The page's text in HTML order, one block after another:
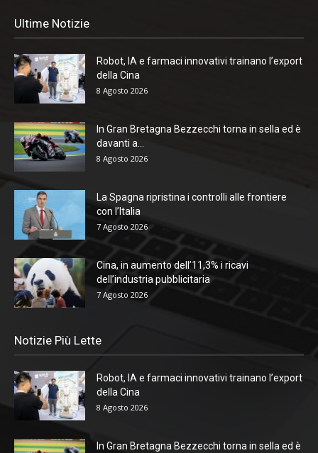
Ultime Notizie
Robot, IA e farmaci innovativi trainano l’export
della Cina
8 Agosto 2026
In Gran Bretagna Bezzecchi torna in sella ed è
davanti a...
8 Agosto 2026
La Spagna ripristina i controlli alle frontiere
con l’Italia
7 Agosto 2026
Cina, in aumento dell’11,3% i ricavi
dell’industria pubblicitaria
7 Agosto 2026
Notizie Più Lette
Robot, IA e farmaci innovativi trainano l’export
della Cina
8 Agosto 2026
In Gran Bretagna Bezzecchi torna in sella ed è